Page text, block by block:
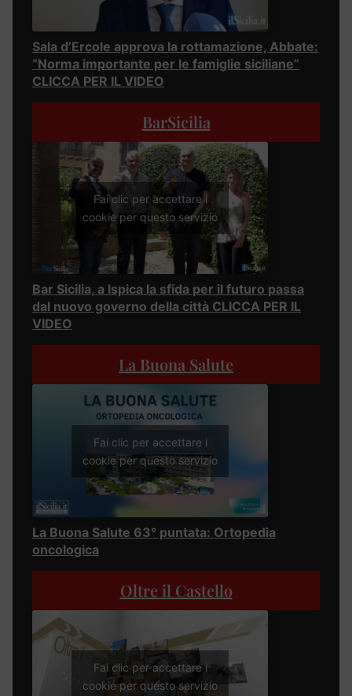
Sala d’Ercole approva la rottamazione, Abbate:
“Norma importante per le famiglie siciliane”
CLICCA PER IL VIDEO
BarSicilia
Fai clic per accettare i
cookie per questo servizio
Bar Sicilia, a Ispica la sfida per il futuro passa
dal nuovo governo della città CLICCA PER IL
VIDEO
La Buona Salute
Fai clic per accettare i
cookie per questo servizio
La Buona Salute 63° puntata: Ortopedia
oncologica
Oltre il Castello
Fai clic per accettare i
cookie per questo servizio